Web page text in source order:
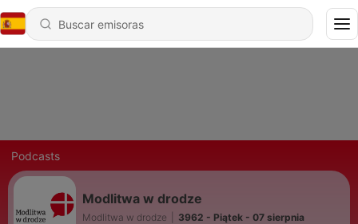
Podcasts
Modlitwa w drodze
Modlitwa w drodze 3962 - Piątek - 07 sierpnia